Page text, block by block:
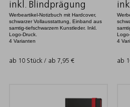
inkl. Blindprägung
Werbeartikel-Notizbuch mit Hardcover,
schwarzer Vollausstattung, Einband aus
samtig-tiefschwarzem Kunstleder. Inkl.
Logo-Druck.
4 Varianten
ab 10 Stück / ab 7,95 €
4
ab